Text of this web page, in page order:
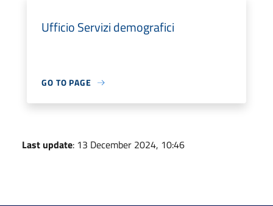
Ufficio Servizi demografici
GO TO PAGE
Last update: 13 December 2024, 10:46